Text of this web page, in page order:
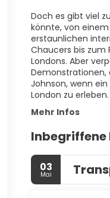
Doch es gibt viel
könnte, von
erstaunlichen
Chaucers bis zum
Londons. Aber
Demonstrationen,
Johnson, wenn
London zu erleben.
Mehr Infos
Inbegriffene
03
Mai